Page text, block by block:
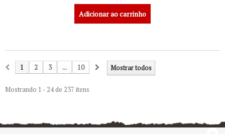
Adicionar ao carrinho
Mostrar todos
1 2 3 ... 10
Mostrando 1 - 24 de 237 itens